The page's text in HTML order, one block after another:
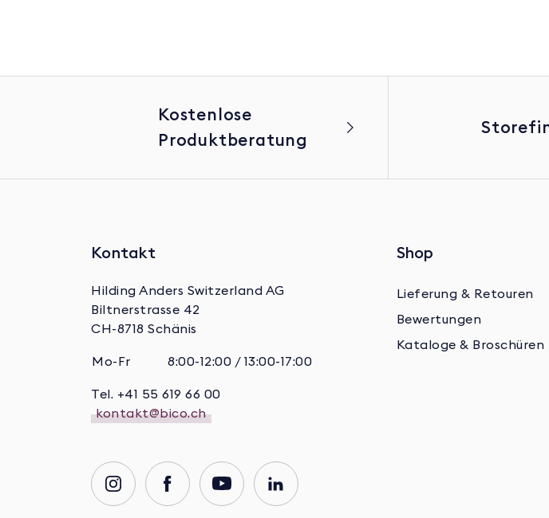
Kostenlose
Produktberatung
Kontakt
Hilding Anders Switzerland AG
Biltnerstrasse 42
CH-8718 Schänis
Mo-Fr 8:00-12:00 / 13:00-17:00
Tel. +41 55 619 66 00
kontakt@bico.ch
Shop
Lieferung & Retouren
Bewertungen
Kataloge & Broschüren